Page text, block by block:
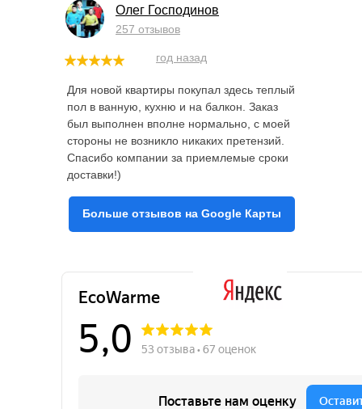
Олег Господинов
257 отзывов
год назад
Для новой квартиры покупал здесь теплый
пол в ванную, кухню и на балкон. Заказ
был выполнен вполне нормально, с моей
стороны не возникло никаких претензий.
Спасибо компании за приемлемые сроки
доставки!)
Больше отзывов на Google Карты